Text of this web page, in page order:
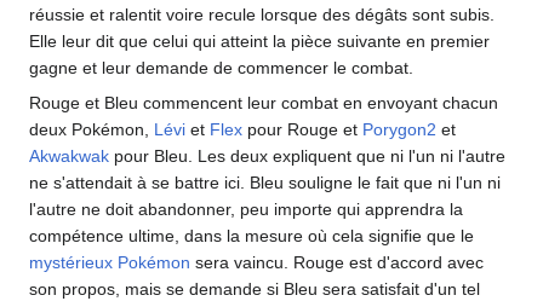
réussie et ralentit voire recule lorsque des dégâts sont subis.
Elle leur dit que celui qui atteint la pièce suivante en premier
gagne et leur demande de commencer le combat.
Rouge et Bleu commencent leur combat en envoyant chacun
deux Pokémon, Lévi et Flex pour Rouge et Porygon2 et
Akwakwak pour Bleu. Les deux expliquent que ni l'un ni l'autre
ne s'attendait à se battre ici. Bleu souligne le fait que ni l'un ni
l'autre ne doit abandonner, peu importe qui apprendra la
compétence ultime, dans la mesure où cela signifie que le
mystérieux Pokémon sera vaincu. Rouge est d'accord avec
son propos, mais se demande si Bleu sera satisfait d'un tel